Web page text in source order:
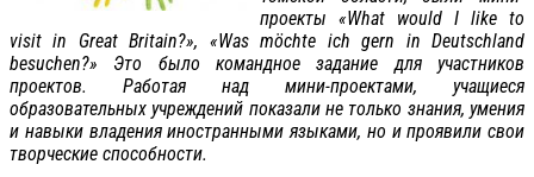
проекты «What would I like to
visit in Great Britain?», «Was möchte ich gern in Deutschland
besuchen?» Это было командное задание для участников
проектов. Работая над мини-проектами, учащиеся
образовательных учреждений показали не только знания, умения
и навыки владения иностранными языками, но и проявили свои
творческие способности.